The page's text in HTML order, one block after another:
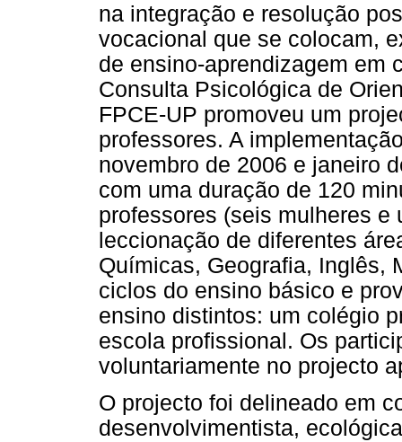
na integração e resolução
vocacional que se colocam,
de ensino-aprendizagem em
Consulta Psicológica de
FPCE-UP promoveu um
professores. A
novembro de 2006 e janeiro
com uma duração de 120
professores (seis mulheres e
leccionação de diferentes
Químicas, Geografia, Inglês,
ciclos do ensino básico e
ensino distintos: um colégio
escola profissional. Os
voluntariamente no projecto
O projecto foi delineado em
desenvolvimentista,